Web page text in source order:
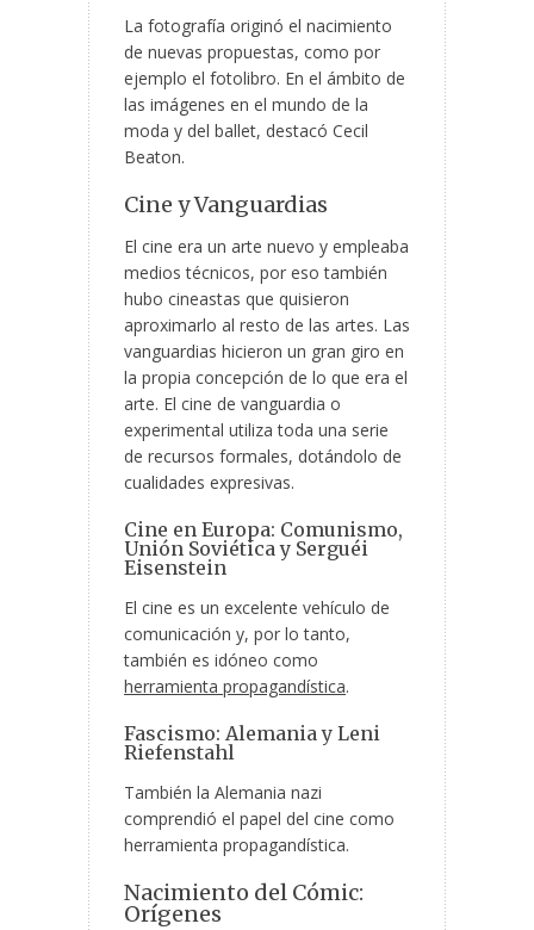
La fotografía originó el nacimiento
de nuevas propuestas, como por
ejemplo el fotolibro. En el ámbito de
las imágenes en el mundo de la
moda y del ballet, destacó Cecil
Beaton.
Cine y Vanguardias
El cine era un arte nuevo y empleaba
medios técnicos, por eso también
hubo cineastas que quisieron
aproximarlo al resto de las artes. Las
vanguardias hicieron un gran giro en
la propia concepción de lo que era el
arte. El cine de vanguardia o
experimental utiliza toda una serie
de recursos formales, dotándolo de
cualidades expresivas.
Cine en Europa: Comunismo,
Unión Soviética y Serguéi
Eisenstein
El cine es un excelente vehículo de
comunicación y, por lo tanto,
también es idóneo como
herramienta propagandística.
Fascismo: Alemania y Leni
Riefenstahl
También la Alemania nazi
comprendió el papel del cine como
herramienta propagandística.
Nacimiento del Cómic:
Orígenes